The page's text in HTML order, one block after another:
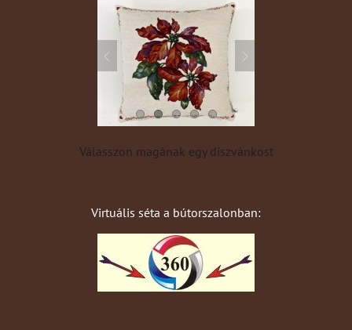
Válasszon magának egy díszvánkost
Virtuális séta a bútorszalonban: